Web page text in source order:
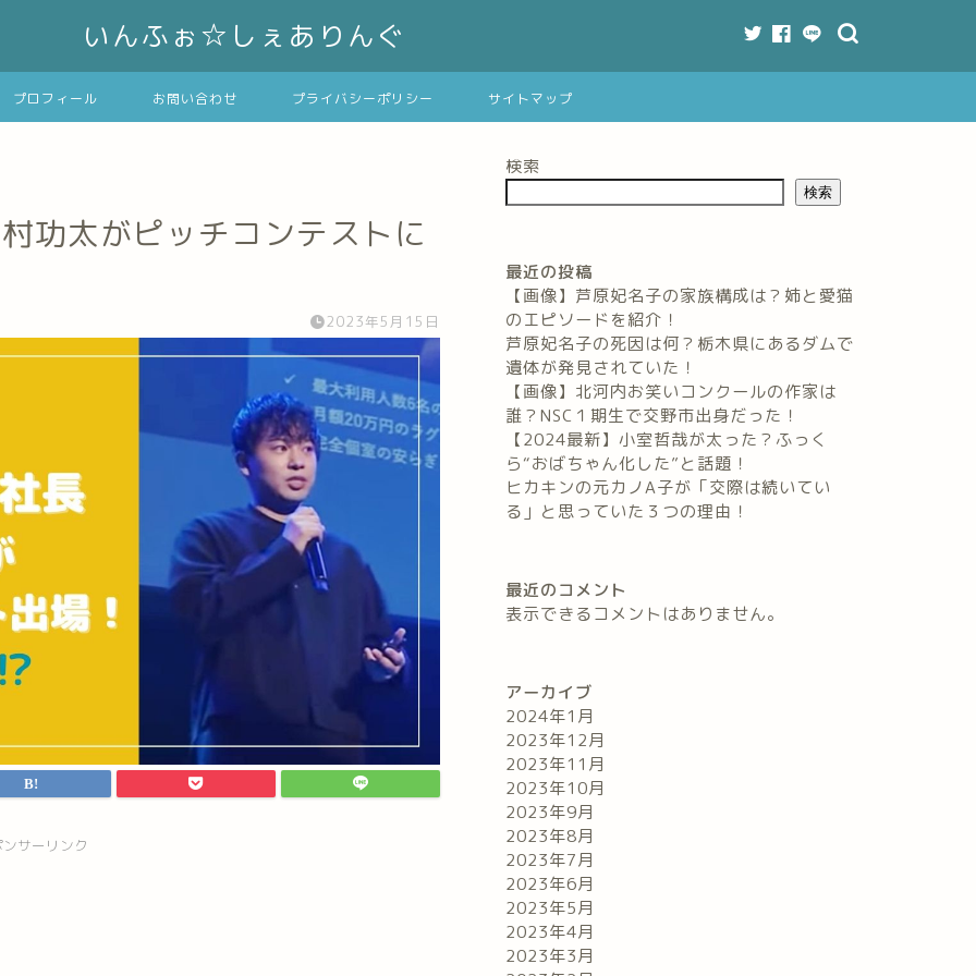
いんふぉ☆しぇありんぐ
プロフィール お問い合わせ プライバシーポリシー サイトマップ
功太がピッチコンテストに
2023年5月15日
サーリンク
検索
検索
最近の投稿
【画像】芦原妃名子の家族構成は？姉と愛猫
のエピソードを紹介！
芦原妃名子の死因は何？栃木県にあるダムで
遺体が発見されていた！
【画像】北河内お笑いコンクールの作家は
誰？NSC１期生で交野市出身だった！
【2024最新】小室哲哉が太った？ふっく
ら“おばちゃん化した”と話題！
ヒカキンの元カノA子が「交際は続いてい
る」と思っていた３つの理由！
最近のコメント
表示できるコメントはありません。
アーカイブ
2024年1月
2023年12月
2023年11月
2023年10月
2023年9月
2023年8月
2023年7月
2023年6月
2023年5月
2023年4月
2023年3月